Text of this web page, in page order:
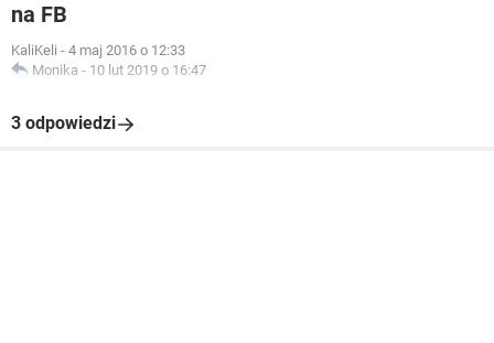
na FB
KaliKeli - 4 maj 2016 o 12:33
Monika - 10 lut 2019 o 16:47
3 odpowiedzi